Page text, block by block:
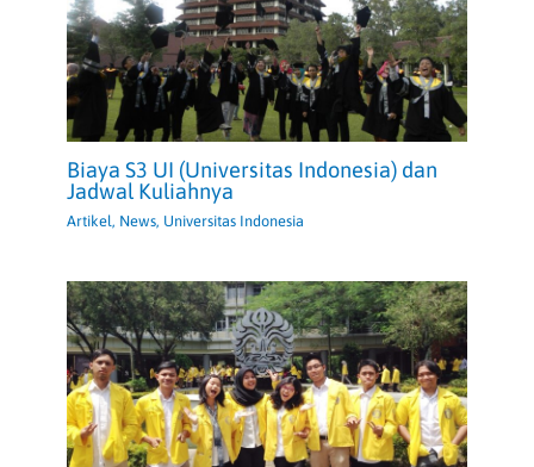
Biaya S3 UI (Universitas Indonesia) dan
Jadwal Kuliahnya
Artikel, News, Universitas Indonesia